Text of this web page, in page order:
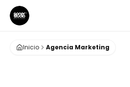
Inicio Agencia Marketing